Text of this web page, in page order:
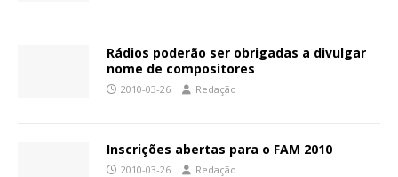
Rádios poderão ser obrigadas a divulgar
nome de compositores
2010-03-26 Redação
Inscrições abertas para o FAM 2010
2010-03-26 Redação